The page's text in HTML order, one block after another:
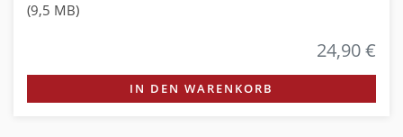
(9,5 MB)
24,90 €
IN DEN WARENKORB